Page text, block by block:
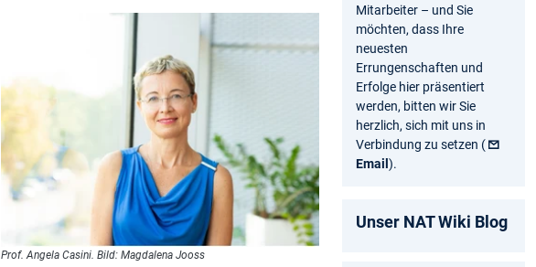
Prof. Angela Casini. Bild: Magdalena Jooss
Mitarbeiter – und Sie
möchten, dass Ihre
neuesten
Errungenschaften und
Erfolge hier präsentiert
werden, bitten wir Sie
herzlich, sich mit uns in
Verbindung zu setzen (
Email ).
Unser NAT Wiki Blog